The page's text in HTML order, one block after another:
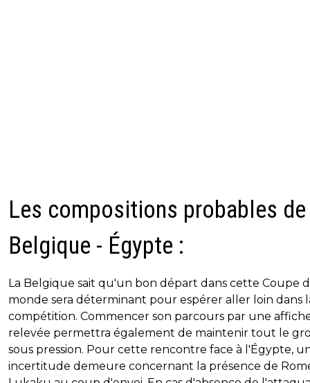
Les compositions probables de
Belgique - Égypte :
La Belgique sait qu'un bon départ dans cette Coupe
monde sera déterminant pour espérer aller loin dans
compétition. Commencer son parcours par une
relevée permettra également de maintenir tout le
sous pression. Pour cette rencontre face à l'Égypte,
incertitude demeure concernant la présence de